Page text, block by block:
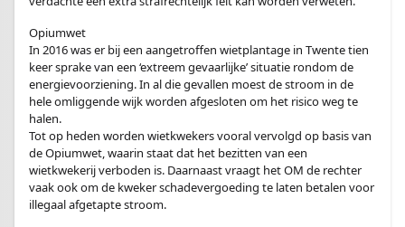
Opiumwet
In 2016 was er bij een aangetroffen wietplantage in Twente tien
keer sprake van een ‘extreem gevaarlijke’ situatie rondom de
energievoorziening. In al die gevallen moest de stroom in de
hele omliggende wijk worden afgesloten om het risico weg te
halen.
Tot op heden worden wietkwekers vooral vervolgd op basis van
de Opiumwet, waarin staat dat het bezitten van een
wietkwekerij verboden is. Daarnaast vraagt het OM de rechter
vaak ook om de kweker schadevergoeding te laten betalen voor
illegaal afgetapte stroom.